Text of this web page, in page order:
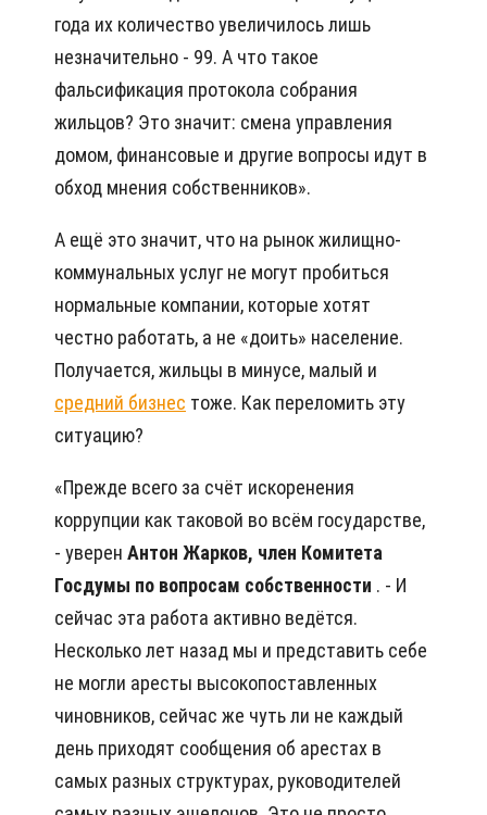
года их количество увеличилось лишь
незначительно - 99. А что такое
фальсификация протокола собрания
жильцов? Это значит: смена управления
домом, финансовые и другие вопросы идут в
обход мнения собственников».
А ещё это значит, что на рынок жилищно-
коммунальных услуг не могут пробиться
нормальные компании, которые хотят
честно работать, а не «доить» население.
Получается, жильцы в минусе, малый и
средний бизнес тоже. Как переломить эту
ситуацию?
«Прежде всего за счёт искоренения
коррупции как таковой во всём государстве,
- уверен Антон Жарков, член Комитета
Госдумы по вопросам собственности . - И
сейчас эта работа активно ведётся.
Несколько лет назад мы и представить себе
не могли аресты высокопоставленных
чиновников, сейчас же чуть ли не каждый
день приходят сообщения об арестах в
самых разных структурах, руководителей